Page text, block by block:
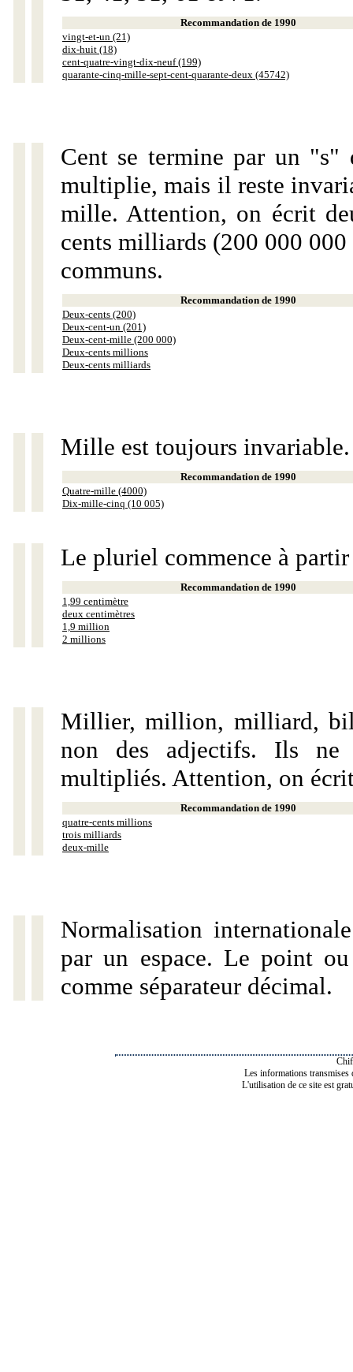
Recommandation de 1990
vingt-et-un (21)
dix-huit (18)
cent-quatre-vingt-dix-neuf (199)
quarante-cinq-mille-sept-cent-quarante-deux (45742)
Cent se termine par un "s"
multiplie, mais il reste
mille. Attention, on écrit
cents milliards (200 000
communs.
Recommandation de 1990
Deux-cents (200)
Deux-cent-un (201)
Deux-cent-mille (200 000)
Deux-cents millions
Deux-cents milliards
Mille est toujours invariable.
Recommandation de 1990
Quatre-mille (4000)
Dix-mille-cinq (10 005)
Le pluriel commence à
Recommandation de 1990
1,99 centimètre
deux centimètres
1,9 million
2 millions
Millier, million, milliard,
non des adjectifs. Ils ne
multipliés. Attention, on
Recommandation de 1990
quatre-cents millions
trois milliards
deux-mille
Normalisation
par un espace. Le point
comme séparateur décimal.
Les informations transmises
L'utilisation de ce site est